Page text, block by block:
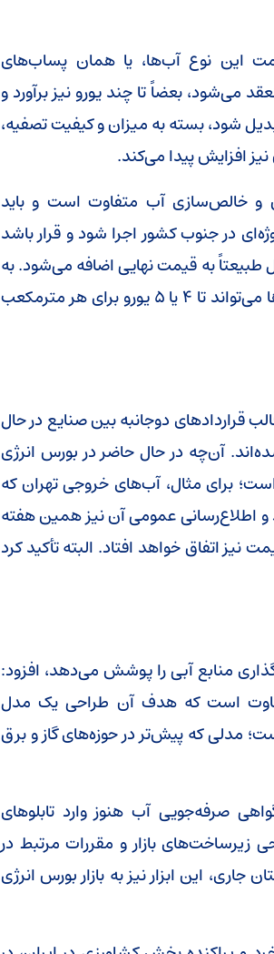
این نوع آب‌ها، یا همان پساب‌های
می‌شود، بعضاً تا چند یورو نیز برآورد و
شود، بسته به میزان و کیفیت تصفیه،
و خالص‌سازی آب متفاوت است و باید
در جنوب کشور اجرا شود و قرار باشد
طبیعتاً به قیمت نهایی اضافه می‌شود. به
همین دلیل است که در برخی موارد، قیمت نهایی این آب‌ها می‌تواند تا ۴ یا ۵ یورو برای هر مترمکعب
قراردادهای دوجانبه بین صنایع در حال
آن‌چه در حال حاضر در بورس انرژی
برای مثال، آب‌های خروجی تهران که
و اطلاع‌رسانی عمومی آن نیز همین هفته
اتفاق خواهد افتاد. البته تأکید کرد
منابع آبی را پوشش می‌دهد، افزود:
است که هدف آن طراحی یک مدل
مدلی که پیش‌تر در حوزه‌های گاز و برق
صرفه‌جویی آب هنوز وارد تابلوهای
زیرساخت‌های بازار و مقررات مرتبط در
این ابزار نیز به بازار بورس انرژی